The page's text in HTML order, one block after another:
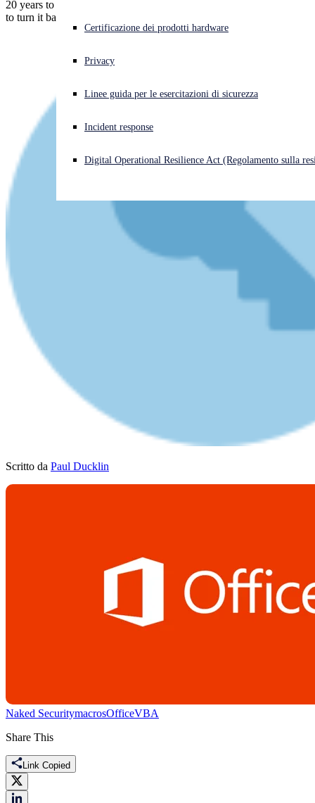
Cyberattacco in corso? Ottieni assistenza immediata
Open language switcher
Certificazione dei prodotti hardware
Privacy
Linee guida per le esercitazioni di sicurezza
Incident response
Digital Operational Resilience Act (Regolamento sulla
20 years to turn it on, then 20 weeks to turn it off, then just 2 weeks
to turn it back on again. That's progress!
Scritto da Paul Ducklin
Naked SecuritymacrosOfficeVBA
Share This
Link Copied